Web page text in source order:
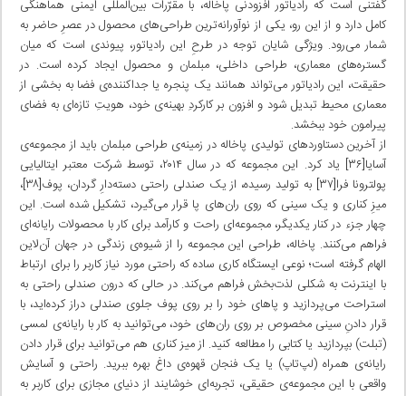
گفتنی است که رادیاتور افزودنی پاخاله، با مقرّرات بین‌المللی ایمنی هماهنگی
کامل دارد و از این رو، یکی از نوآورانه‌ترین طراحی‌های محصول در عصرِ حاضر به
شمار می‌رود. ویژگی شایان توجه در طرحِ این رادیاتور، پیوندی است که میان
گستره‌های معماری، طراحی داخلی، مبلمان و محصول ایجاد کرده است. در
حقیقت، این رادیاتور می‌تواند همانند یک پنجره یا جداکننده‌ی فضا به بخشی از
معماری محیط تبدیل شود و افزون بر کارکردِ بهینه‌ی خود، هویت‌ِ تازه‌ای به فضای
پیرامون خود ببخشد.
از آخرین دستاوردهای تولیدی پاخاله در زمینه‌ی طراحی مبلمان باید از مجموعه‌ی
آسایا[۳۶] یاد کرد. این مجموعه که در سال ۲۰۱۴، توسط شرکت معتبر ایتالیایی
پولترونا فرا[۳۷] به تولید رسیده، از یک صندلی راحتی دسته‌دارِ گردان، پوف[۳۸]،
میزِ کناری و یک سینی که روی ران‌های پا قرار می‌گیرد، تشکیل شده است. این
چهار جزء در کنار یکدیگر، مجموعه‌ای راحت و کارآمد برای کار با محصولات رایانه‌ای
فراهم می‌کنند. پاخاله، طراحی این مجموعه را از شیوه‌ی زندگی در جهان آن‌لاین
الهام گرفته است؛ نوعی ایستگاه کاری ساده که راحتی مورد نیاز کاربر را برای ارتباط
با اینترنت به شکلی لذت‌بخش فراهم می‌کند. در حالی که درون صندلی راحتی به
استراحت می‌پردازید و پاهای خود را بر روی پوف جلوی صندلی دراز کرده‌اید، با
قرار دادنِ سینی مخصوص بر روی ران‌های خود، می‌توانید به کار با رایانه‌ی لمسی
(تبلت) بپردازید یا کتابی را مطالعه کنید. از میز کناری هم می‌توانید برای قرار دادن
رایانه‌ی همراه (لپ‌تاپ) یا یک فنجان قهوه‌ی داغ بهره ببرید. راحتی و آسایش
واقعی با این مجموعه‌ی حقیقی، تجربه‌ای خوشایند از دنیای مجازی برای کاربر به